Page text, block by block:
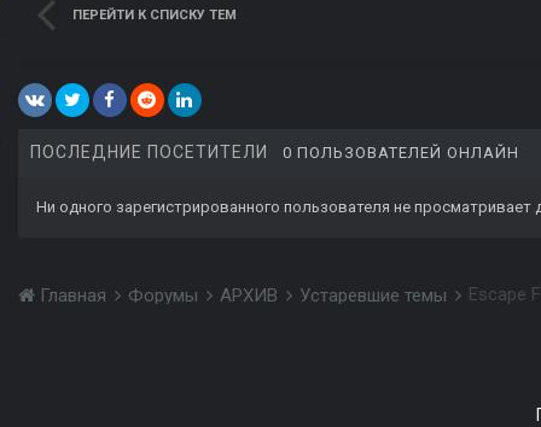
ПЕРЕЙТИ К СПИСКУ ТЕМ
ПОСЛЕДНИЕ ПОСЕТИТЕЛИ 0 ПОЛЬЗОВАТЕЛЕЙ ОНЛАЙН
Ни одного зарегистрированного пользователя не просматривает
Главная Форумы АРХИВ Устаревшие темы Escape